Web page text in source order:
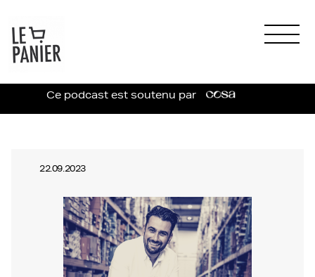
Ce podcast est soutenu par
22.09.2023